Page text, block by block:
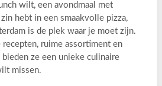
wilt, een avondmaal met
hebt in een smaakvolle pizza,
is de plek waar je moet zijn.
ruime assortiment en
ze een unieke culinaire
missen.